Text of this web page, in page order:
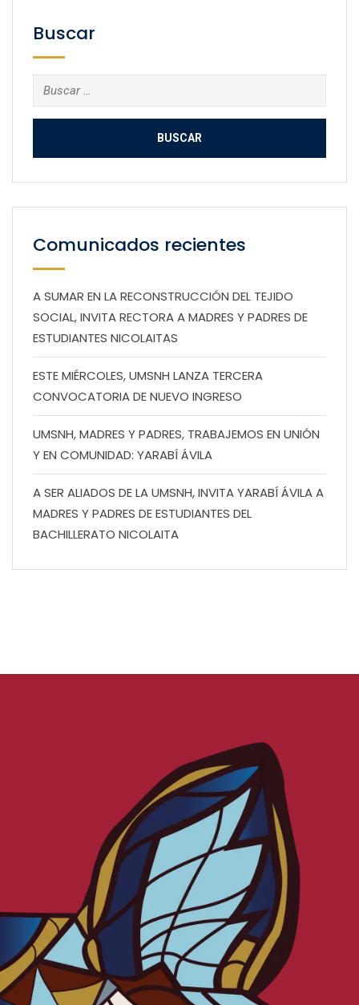
Buscar
Buscar:
Comunicados recientes
A SUMAR EN LA RECONSTRUCCIÓN DEL TEJIDO
SOCIAL, INVITA RECTORA A MADRES Y PADRES DE
ESTUDIANTES NICOLAITAS
ESTE MIÉRCOLES, UMSNH LANZA TERCERA
CONVOCATORIA DE NUEVO INGRESO
UMSNH, MADRES Y PADRES, TRABAJEMOS EN UNIÓN
Y EN COMUNIDAD: YARABÍ ÁVILA
A SER ALIADOS DE LA UMSNH, INVITA YARABÍ ÁVILA A
MADRES Y PADRES DE ESTUDIANTES DEL
BACHILLERATO NICOLAITA